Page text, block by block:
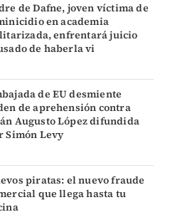
de Dafne, joven víctima de
en academia
enfrentará juicio
de haberla vi
de EU desmiente
de aprehensión contra
Augusto López difundida
Simón Levy
piratas: el nuevo fraude
que llega hasta tu